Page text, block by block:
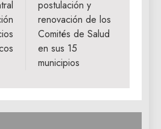
postulación y
renovación de los
Comités de Salud
en sus 15
municipios